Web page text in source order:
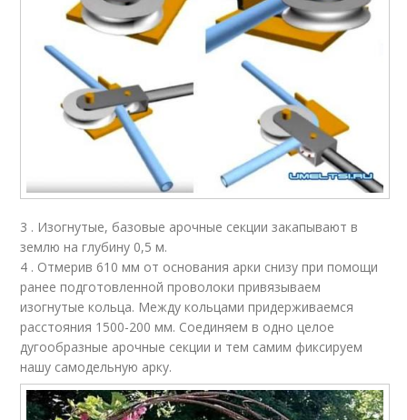
3 . Изогнутые, базовые арочные секции закапывают в
землю на глубину 0,5 м.
4 . Отмерив 610 мм от основания арки снизу при помощи
ранее подготовленной проволоки привязываем
изогнутые кольца. Между кольцами придерживаемся
расстояния 1500-200 мм. Соединяем в одно целое
дугообразные арочные секции и тем самим фиксируем
нашу самодельную арку.